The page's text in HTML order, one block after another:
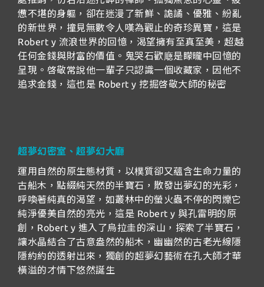
憊不堪的身軀，卻在迷漫了新鮮、詭譎、優雅、紛亂
的新世界，撞見無數令人嘆為觀止的奇珍異寶，這是
Robert y 流浪世界的回憶，渴望擁有至真至美，超越
任何金錢與財富的價值。鬼哭石歡廰是矇曨中回憶的
呈現。啓敬常說他一輩子只認識一個收藏家，因他不
追求金錢，這也是 Robert y 挖掘啓敬大師的秘密
超夢幻密室、超夢幻大廳
運用自然的原生態材質，以樸質卻又蘊含生命力量的
古船木，點綴純天然的半寶石，散發出夢幻的光彩，
呼喚著純真的渴望，如叢林中的螢火蟲不停的閃爍它
純淨優美自然的亮光，這是 Robert y 與孔雷明的原
創，Robert y 進入了烏拉圭的深山，探索了半寶石，
讓水晶結合了古意盎然的船木，幽幽然的古老光線隱
隱約約的透射出來，獨創的超夢幻藝術在孔大師才華
橫溢的才情下悠然誕生